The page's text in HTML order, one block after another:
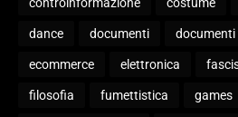
dance documenti documenti
ecommerce elettronica
filosofia fumettistica games